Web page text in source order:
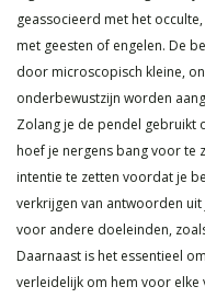
geassocieerd met het
met geesten of engelen. De
door microscopisch kleine,
onderbewustzijn worden
Zolang je de pendel gebruikt
hoef je nergens bang voor te
intentie te zetten voordat je
verkrijgen van antwoorden
voor andere doeleinden,
Daarnaast is het essentieel
verleidelijk om hem voor